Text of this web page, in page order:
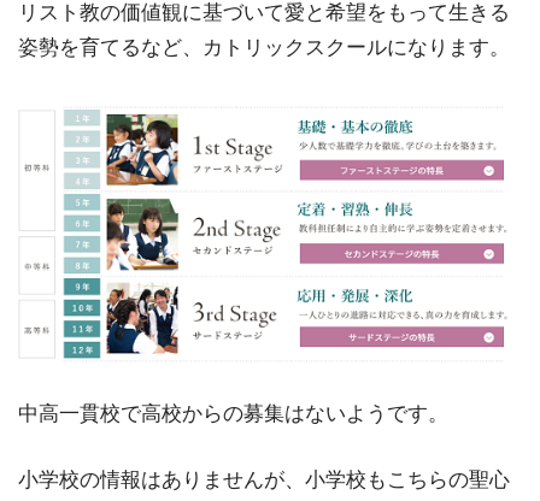
リスト教の価値観に基づいて愛と希望をもって生きる
姿勢を育てるなど、カトリックスクールになります。
中高一貫校で高校からの募集はないようです。
小学校の情報はありませんが、小学校もこちらの聖心